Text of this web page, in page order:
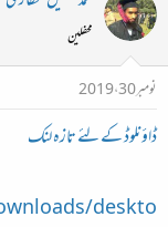
محفلین
نومبر 30، 2019
ڈاؤنلوڈ کے لئے تازہ لنک
deskto